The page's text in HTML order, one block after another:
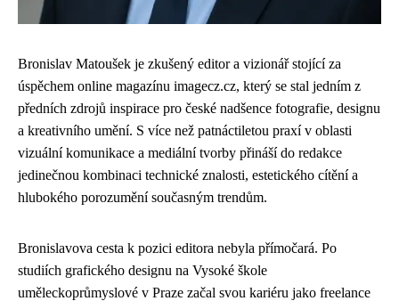
Bronislav Matoušek je zkušený editor a vizionář stojící za
úspěchem online magazínu imagecz.cz, který se stal jedním z
předních zdrojů inspirace pro české nadšence fotografie, designu
a kreativního umění. S více než patnáctiletou praxí v oblasti
vizuální komunikace a mediální tvorby přináší do redakce
jedinečnou kombinaci technické znalosti, estetického cítění a
hlubokého porozumění současným trendům.
Bronislavova cesta k pozici editora nebyla přímočará. Po
studiích grafického designu na Vysoké škole
uměleckoprůmyslové v Praze začal svou kariéru jako freelance